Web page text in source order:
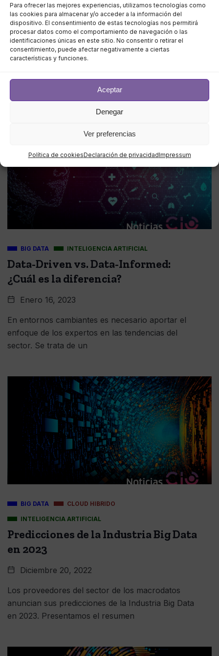
Para ofrecer las mejores experiencias, utilizamos tecnologías como
las cookies para almacenar y/o acceder a la información del
dispositivo. El consentimiento de estas tecnologías nos permitirá
procesar datos como el comportamiento de navegación o las
identificaciones únicas en este sitio. No consentir o retirar el
consentimiento, puede afectar negativamente a ciertas
características y funciones.
Aceptar
Denegar
Ver preferencias
Política de cookiesDeclaración de privacidadImpressum
5 formas de acelerar la migración a
la nube
Enero 23, 2023
En este artículo especial, Christian Romming, CEO
de Etleap, cree que hay demasiado en juego como
BIG DATA INTELIGENCIA ARTIFICIAL
Data-Driven vs. Data-Informed:
¿Cuál es la diferencia?
Enero 16, 2023
En entornos cambiantes es necesario aportar el
enfoque de los expertos en las tendencias del
sector. Se trata de un
BIG DATA CLOUD HIBRIDO
INTELIGENCIA ARTIFICIAL
Predicciones de la Industria Big Data
en 2023
Diciembre 20, 2022
Los proveedores del sector de los macrodatos
anuncian sus predicciones de la Industria Big Data
en 2023. Presentamos el resumen